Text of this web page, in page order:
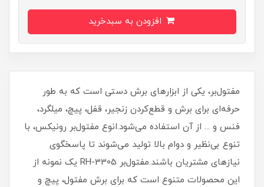
مفتول‎‌بر، یکی از ابزارهای برش دستی است که به طور
حرفه‌ای برای برش و قطع‌کردن زنجیر، قفل، پیچ، میلگرد،
فنس و ... از آن استفاده می‌شود.انوع مفتول‌بر رونیکس، با
تنوع بی‌نظیر و دوام بالا تولید می‌شوند تا پاسخگوی
نیازهای مشتریان باشند.مفتول‌بر RH-3305 یک نمونه از
این محصولات متنوع است که برای برش مفتول، پیچ و